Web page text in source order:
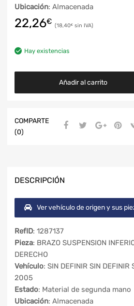
Ubicación: Almacenada
22,26€ 18,40€
Hay existencias
Añadir al carrito
COMPARTE
(0)
DESCRIPCIÓN
Ver vehículo de origen y sus
RefID: 1287137
Pieza: BRAZO SUSPENSION
DERECHO
Vehículo: SIN DEFINIR SIN DEFINIR
2005
Estado: Material de segunda mano
Ubicación: Almacenada